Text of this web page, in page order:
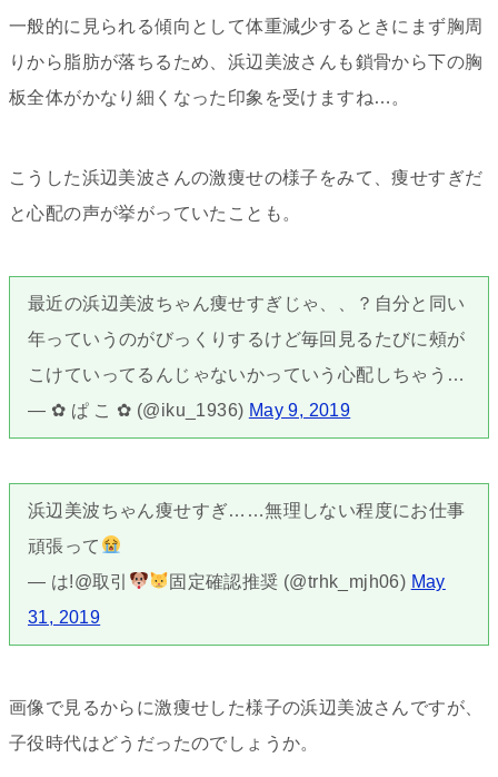
一般的に見られる傾向として体重減少するときにまず胸周
りから脂肪が落ちるため、浜辺美波さんも鎖骨から下の胸
板全体がかなり細くなった印象を受けますね…。
こうした浜辺美波さんの激痩せの様子をみて、痩せすぎだ
と心配の声が挙がっていたことも。
最近の浜辺美波ちゃん痩せすぎじゃ、、？自分と同い
年っていうのがびっくりするけど毎回見るたびに頰が
こけていってるんじゃないかっていう心配しちゃう…
— ✿ ぱ こ ✿ (@iku_1936) May 9, 2019
浜辺美波ちゃん痩せすぎ……無理しない程度にお仕事
頑張って
— は!@取引
固定確認推奨 (@trhk_mjh06) May
31, 2019
画像で見るからに激痩せした様子の浜辺美波さんですが、
子役時代はどうだったのでしょうか。